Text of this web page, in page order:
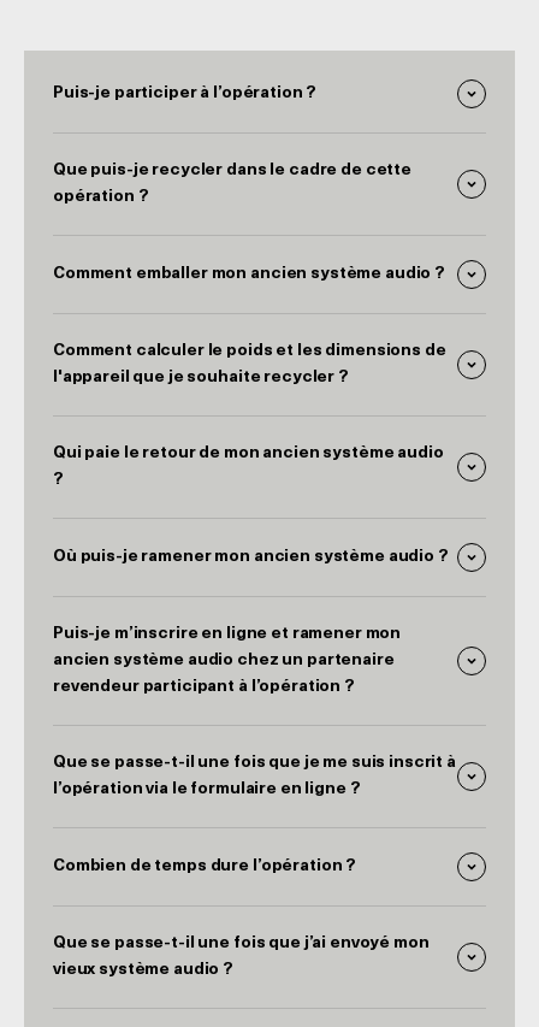
Puis-je participer à l’opération ?
Que puis-je recycler dans le cadre de cette
opération ?
Comment emballer mon ancien système audio ?
Comment calculer le poids et les dimensions de
l'appareil que je souhaite recycler ?
Qui paie le retour de mon ancien système audio
?
Où puis-je ramener mon ancien système audio ?
Puis-je m’inscrire en ligne et ramener mon
ancien système audio chez un partenaire
revendeur participant à l’opération ?
Que se passe-t-il une fois que je me suis inscrit à
l’opération via le formulaire en ligne ?
Combien de temps dure l’opération ?
Que se passe-t-il une fois que j’ai envoyé mon
vieux système audio ?